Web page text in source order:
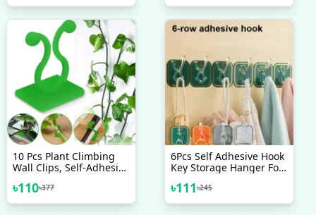
10 Pcs Plant Climbing
Wall Clips, Self-Adhesive
Fixing Clip Hook
৳110৳377
6Pcs Self Adhesive Hook
Key Storage Hanger For
Wall
৳111৳245